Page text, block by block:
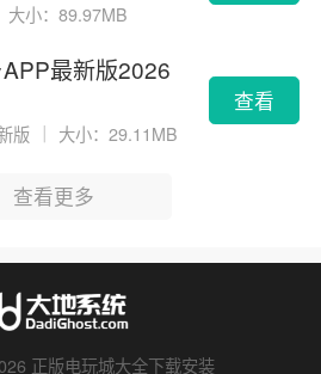
大小：89.97MB
最新版2026
版 大小：29.11MB
查看
查看更多
正版电玩城大全下载安装